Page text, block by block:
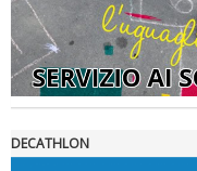
DECATHLON